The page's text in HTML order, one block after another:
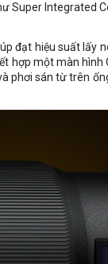
Super
đạt hiệu suất lấy
hợp một màn
sán từ trên